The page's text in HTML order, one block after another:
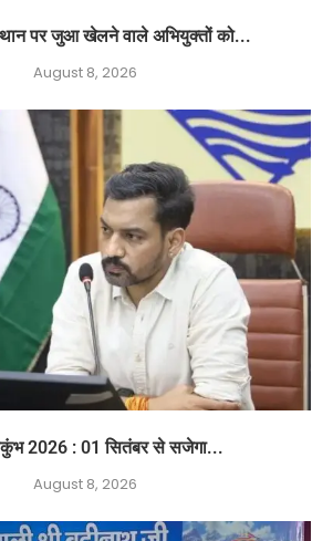
पर जुआ खेलने वाले अभियुक्तों को...
August 8, 2026
2026 : 01 सितंबर से सजेगा...
August 8, 2026